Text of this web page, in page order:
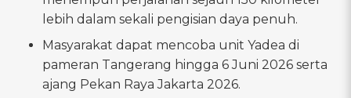
lebih dalam sekali pengisian daya penuh.
Masyarakat dapat mencoba unit Yadea di
pameran Tangerang hingga 6 Juni 2026 serta
ajang Pekan Raya Jakarta 2026.